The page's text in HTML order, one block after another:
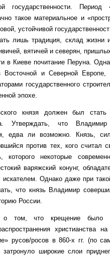
государственности. Период
такое материальное и
устойчивой
лишь традиция, склад жизни
вятичей и северян,
в Киеве почитание Перуна.
и Северной Европе,
государственного
эпохе.
князя должен был
Утверждать, что
едва ли возможно. Князь,
против тех, кого считал
которого некоторые
варяжский конунг,
Однако даже при
что князь Владимир
России.
том, что крещение было
христианства
русов/росов в 860-х гг. (по
широкие слои